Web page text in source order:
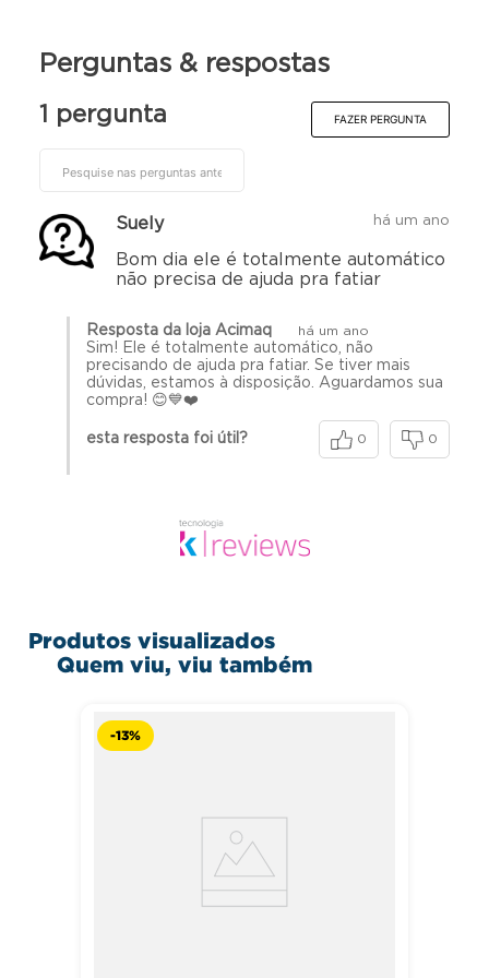
Perguntas & respostas
1 pergunta FAZER PERGUNTA
Suely há um ano
Bom dia ele é totalmente automático
não precisa de ajuda pra fatiar
Resposta da loja Acimaq há um ano
Sim! Ele é totalmente automático, não
precisando de ajuda pra fatiar. Se tiver mais
dúvidas, estamos à disposição. Aguardamos sua
compra! 😊💙❤️
esta resposta foi útil? 0 0
Produtos visualizados
Quem viu, viu também
-13%